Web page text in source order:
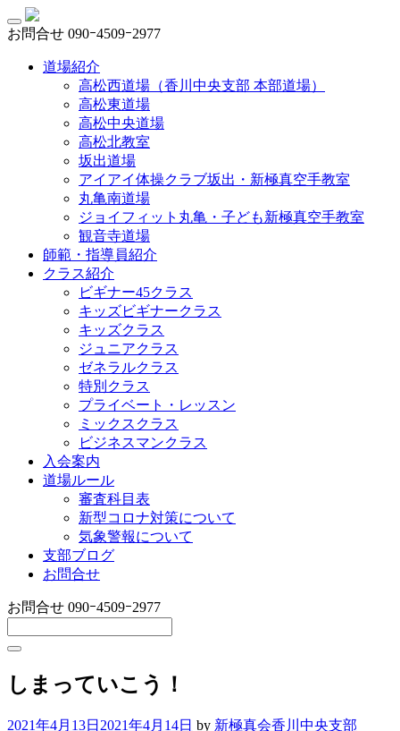
お問合せ 090ｰ4509ｰ2977
道場紹介
高松西道場（香川中央支部 本部道場）
高松東道場
高松中央道場
高松北教室
坂出道場
アイアイ体操クラブ坂出・新極真空手教室
丸亀南道場
ジョイフィット丸亀・子ども新極真空手教室
観音寺道場
師範・指導員紹介
クラス紹介
ビギナー45クラス
キッズビギナークラス
キッズクラス
ジュニアクラス
ゼネラルクラス
特別クラス
プライベート・レッスン
ミックスクラス
ビジネスマンクラス
入会案内
道場ルール
審査科目表
新型コロナ対策について
気象警報について
支部ブログ
お問合せ
お問合せ 090ｰ4509ｰ2977
しまっていこう！
2021年4月13日 2021年4月14日 by 新極真会香川中央支部